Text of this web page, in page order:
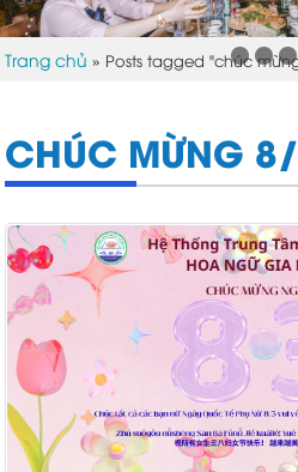
Trang chủ » Posts tagged "chúc
CHÚC MỪNG